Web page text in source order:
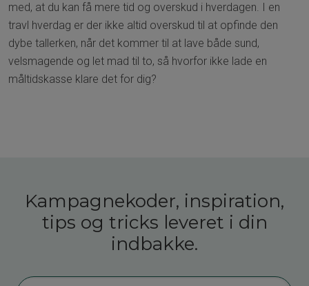
med, at du kan få mere tid og overskud i hverdagen. I en
travl hverdag er der ikke altid overskud til at opfinde den
dybe tallerken, når det kommer til at lave både sund,
velsmagende og let mad til to, så hvorfor ikke lade en
måltidskasse klare det for dig?
Kampagnekoder, inspiration,
tips og tricks leveret i din
indbakke.